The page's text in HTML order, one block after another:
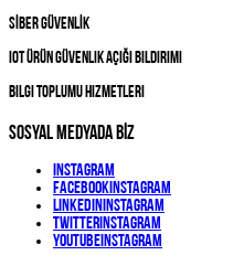
SİBER GÜVENLİK
IOT Ürün Güvenlik Açığı Bildirimi
Bilgi Toplumu Hizmetleri
SOSYAL MEDYADA BİZ
Instagram
Facebook Instagram
Linkedin Instagram
Twitter Instagram
YouTube Instagram